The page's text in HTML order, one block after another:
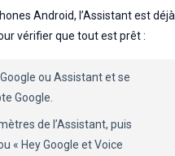
Android, l’Assistant est déjà
vérifier que tout est prêt :
ou Assistant et se
Google.
de l’Assistant, puis
« Hey Google et Voice